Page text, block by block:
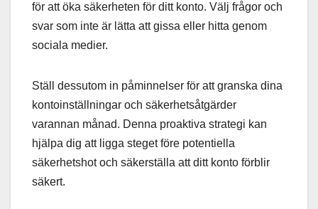
för att öka säkerheten för ditt konto. Välj frågor och
svar som inte är lätta att gissa eller hitta genom
sociala medier.
Ställ dessutom in påminnelser för att granska dina
kontoinställningar och säkerhetsåtgärder
varannan månad. Denna proaktiva strategi kan
hjälpa dig att ligga steget före potentiella
säkerhetshot och säkerställa att ditt konto förblir
säkert.